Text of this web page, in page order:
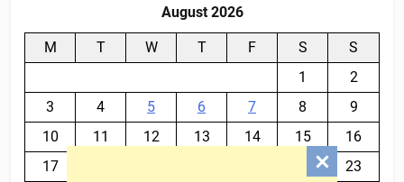
August 2026
M T W T F S
S
1
2
3
4 5 6 7 8
9
10
11 12 13 14 15
16
17
23